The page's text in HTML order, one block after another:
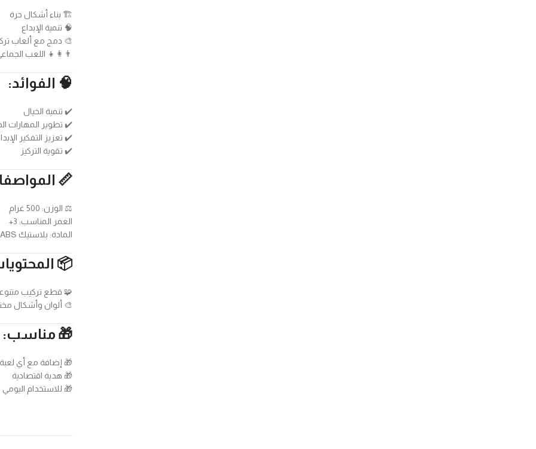
🏗️ بناء أشكال حرة
🧠 تنمية الإبداع
🎨 دمج مع ألعاب
👨‍👩‍👧 اللعب
🧠 الفوائد:
✔️ تنمية الخيال
✔️ تطوير المهارات
✔️ تعزيز التفكير
✔️ تقوية التركيز
📏
⚖️ الوزن: 500 غرام
العمر المناسب: 3+
المادة: بلاستيك ABS آمن
📦
🧩 قطع تركيب
🎨 ألوان وأشكال
🎁 مناسب:
🎁 إضافة مع أي
🎁 هدية اقتصادية
🎁 للاستخدام اليومي